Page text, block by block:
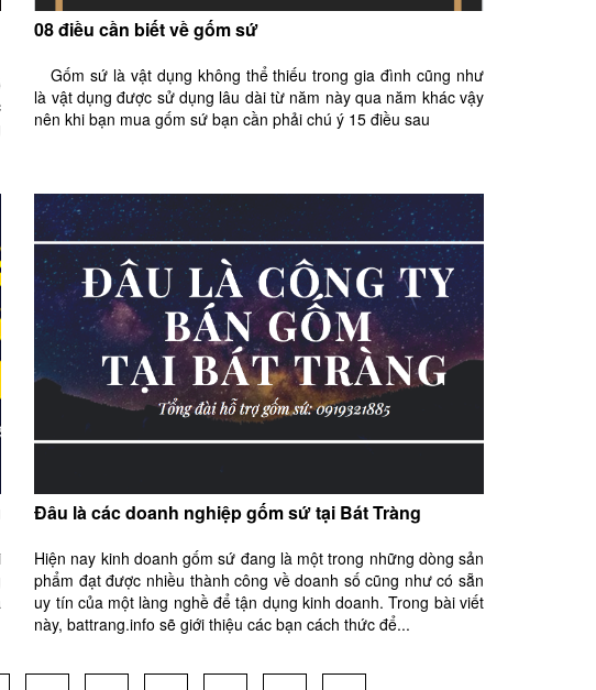
08 điều cần biết về gốm sứ
Gốm sứ là vật dụng không thể thiếu trong gia đình cũng như
là vật dụng được sử dụng lâu dài từ năm này qua năm khác vậy
nên khi bạn mua gốm sứ bạn cần phải chú ý 15 điều sau
Đâu là các doanh nghiệp gốm sứ tại Bát Tràng
Hiện nay kinh doanh gốm sứ đang là một trong những dòng sản
phẩm đạt được nhiều thành công về doanh số cũng như có sẵn
uy tín của một làng nghề để tận dụng kinh doanh. Trong bài viết
này, battrang.info sẽ giới thiệu các bạn cách thức để...